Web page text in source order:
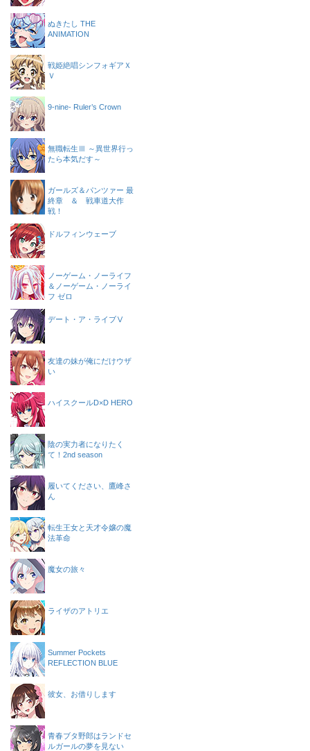
ぬきたし THE
ANIMATION
戦姫絶唱シンフォギアＸ
Ｖ
9-nine- Ruler’s Crown
無職転生Ⅲ ～異世界行っ
たら本気だす～
ガールズ＆パンツァー 最
終章 ＆ 戦車道大作
戦！
ドルフィンウェーブ
ノーゲーム・ノーライフ
＆ノーゲーム・ノーライ
フ ゼロ
デート・ア・ライブⅤ
友達の妹が俺にだけウザ
い
ハイスクールD×D HERO
陰の実力者になりたく
て！2nd season
履いてください、鷹峰さ
ん
転生王女と天才令嬢の魔
法革命
魔女の旅々
ライザのアトリエ
Summer Pockets
REFLECTION BLUE
彼女、お借りします
青春ブタ野郎はランドセ
ルガールの夢を見ない